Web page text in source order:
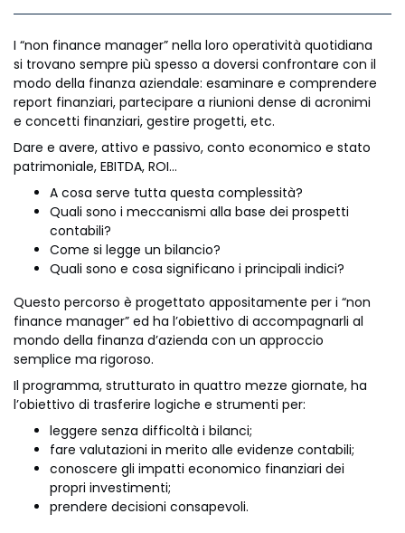
I “non finance manager” nella loro operatività quotidiana
si trovano sempre più spesso a doversi confrontare con il
modo della finanza aziendale: esaminare e comprendere
report finanziari, partecipare a riunioni dense di acronimi
e concetti finanziari, gestire progetti, etc.
Dare e avere, attivo e passivo, conto economico e stato
patrimoniale, EBITDA, ROI…
A cosa serve tutta questa complessità?
Quali sono i meccanismi alla base dei prospetti
contabili?
Come si legge un bilancio?
Quali sono e cosa significano i principali indici?
Questo percorso è progettato appositamente per i “non
finance manager” ed ha l’obiettivo di accompagnarli al
mondo della finanza d’azienda con un approccio
semplice ma rigoroso.
Il programma, strutturato in quattro mezze giornate, ha
l’obiettivo di trasferire logiche e strumenti per:
leggere senza difficoltà i bilanci;
fare valutazioni in merito alle evidenze contabili;
conoscere gli impatti economico finanziari dei
propri investimenti;
prendere decisioni consapevoli.